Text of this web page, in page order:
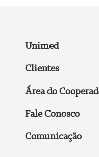
Unimed
Clientes
Área do
Fale Conosco
Comunicação